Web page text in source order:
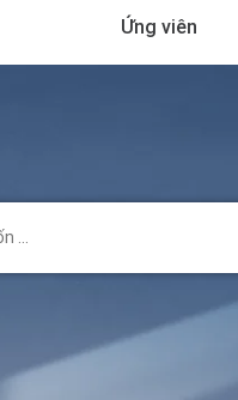
Ứng viên